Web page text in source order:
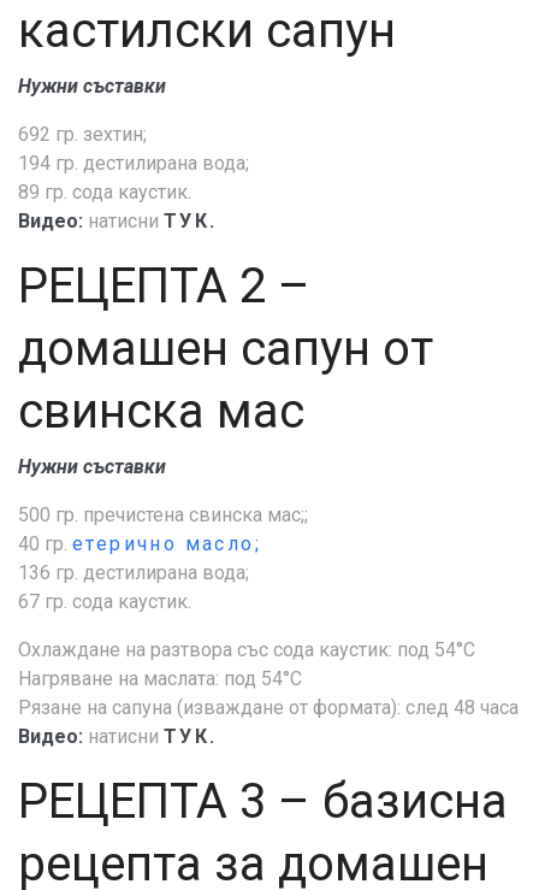
кастилски сапун
Нужни съставки
692 гр. зехтин;
194 гр. дестилирана вода;
89 гр. сода каустик.
Видео: натисни ТУК.
РЕЦЕПТА 2 –
домашен сапун от
свинска мас
Нужни съставки
500 гр. пречистена свинска мас;;
40 гр. етерично масло;
136 гр. дестилирана вода;
67 гр. сода каустик.
Охлаждане на разтвора със сода каустик: под 54°С
Нагряване на маслата: под 54°С
Рязане на сапуна (изваждане от формата): след 48 часа
Видео: натисни ТУК.
РЕЦЕПТА 3 – базисна
рецепта за домашен